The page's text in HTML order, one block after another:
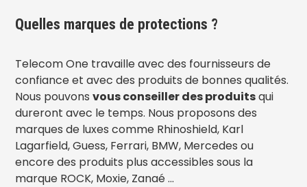
Quelles marques de protections ?
Telecom One travaille avec des fournisseurs de
confiance et avec des produits de bonnes qualités.
Nous pouvonsvous conseiller des produitsqui
dureront avec le temps. Nous proposons des
marques de luxes comme Rhinoshield, Karl
Lagarfield, Guess, Ferrari, BMW, Mercedes ou
encore des produits plus accessibles sous la
marque ROCK, Moxie, Zanaé ...